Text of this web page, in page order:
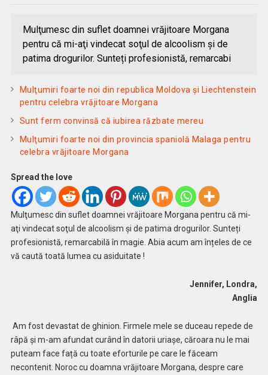
Mulţumesc din suflet doamnei vrăjitoare Morgana
pentru că mi-aţi vindecat soţul de alcoolism şi de
patima drogurilor. Sunteți profesionistă, remarcabi
Mulţumiri foarte noi din republica Moldova și Liechtenstein
pentru celebra vrăjitoare Morgana
Sunt ferm convinsă că iubirea răzbate mereu
Mulţumiri foarte noi din provincia spaniolă Malaga pentru
celebra vrăjitoare Morgana
Spread the love
Mulţumesc din suflet doamnei vrăjitoare Morgana pentru că mi-
aţi vindecat soţul de alcoolism şi de patima drogurilor. Sunteți
profesionistă, remarcabilă în magie. Abia acum am înțeles de ce
vă caută toată lumea cu asiduitate !
Jennifer, Londra,
Anglia
Am fost devastat de ghinion. Firmele mele se duceau repede de
râpă şi m-am afundat curând în datorii uriaşe, căroara nu le mai
puteam face față cu toate eforturile pe care le făceam
necontenit. Noroc cu doamna vrăjitoare Morgana, despre care